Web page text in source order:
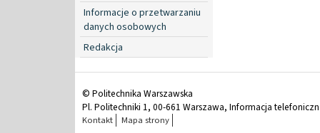
Informacje o przetwarzaniu
danych osobowych
Redakcja
© Politechnika Warszawska
Pl. Politechniki 1, 00-661 Warszawa, Informacja
Kontakt Mapa strony